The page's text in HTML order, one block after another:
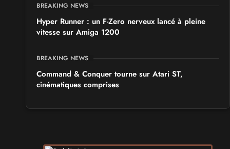
BREAKING NEWS
Hyper Runner : un F-Zero nerveux lancé à pleine
vitesse sur Amiga 1200
BREAKING NEWS
Command & Conquer tourne sur Atari ST,
cinématiques comprises